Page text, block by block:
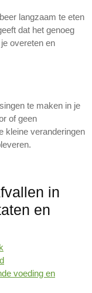
langzaam te eten
dat het genoeg
overeten en
te maken in je
of geen
kleine veranderingen
in
en
voeding en